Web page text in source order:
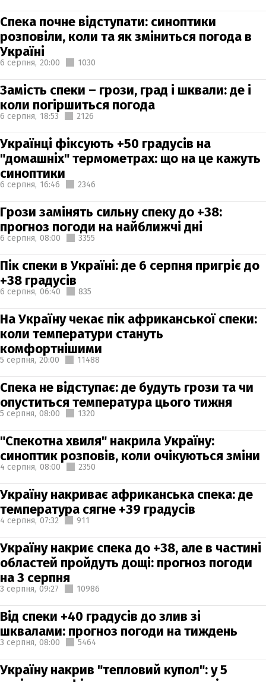
Спека почне відступати: синоптики
розповіли, коли та як зміниться погода в
Україні
6 серпня, 20:00 1030
Замість спеки – грози, град і шквали: де і
коли погіршиться погода
6 серпня, 18:53 2126
Українці фіксують +50 градусів на
"домашніх" термометрах: що на це кажуть
синоптики
6 серпня, 16:46 2346
Грози замінять сильну спеку до +38:
прогноз погоди на найближчі дні
6 серпня, 08:00 3355
Пік спеки в Україні: де 6 серпня пригріє до
+38 градусів
6 серпня, 06:40 835
На Україну чекає пік африканської спеки:
коли температури стануть
комфортнішими
5 серпня, 20:00 11488
Спека не відступає: де будуть грози та чи
опуститься температура цього тижня
5 серпня, 08:00 1320
"Спекотна хвиля" накрила Україну:
синоптик розповів, коли очікуються зміни
4 серпня, 08:00 2350
Україну накриває африканська спека: де
температура сягне +39 градусів
4 серпня, 07:32 911
Україну накриє спека до +38, але в частині
областей пройдуть дощі: прогноз погоди
на 3 серпня
3 серпня, 09:27 10986
Від спеки +40 градусів до злив зі
шквалами: прогноз погоди на тиждень
3 серпня, 08:00 5464
Україну накрив "тепловий купол": у 5